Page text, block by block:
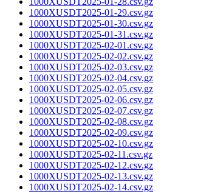
1000XUSDT2025-01-29.csv.gz
1000XUSDT2025-01-30.csv.gz
1000XUSDT2025-01-31.csv.gz
1000XUSDT2025-02-01.csv.gz
1000XUSDT2025-02-02.csv.gz
1000XUSDT2025-02-03.csv.gz
1000XUSDT2025-02-04.csv.gz
1000XUSDT2025-02-05.csv.gz
1000XUSDT2025-02-06.csv.gz
1000XUSDT2025-02-07.csv.gz
1000XUSDT2025-02-08.csv.gz
1000XUSDT2025-02-09.csv.gz
1000XUSDT2025-02-10.csv.gz
1000XUSDT2025-02-11.csv.gz
1000XUSDT2025-02-12.csv.gz
1000XUSDT2025-02-13.csv.gz
1000XUSDT2025-02-14.csv.gz